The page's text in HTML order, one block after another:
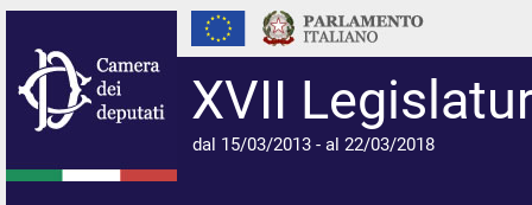
XVII
dal 15/03/2013 - al 22/03/2018